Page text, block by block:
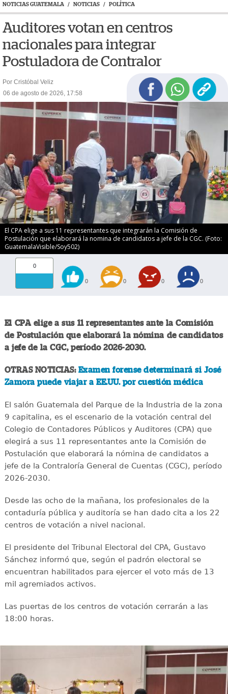
NOTICIAS GUATEMALA / NOTICIAS / POLÍTICA
Auditores votan en centros
nacionales para integrar
Postuladora de Contralor
Por Cristóbal Veliz
06 de agosto de 2026, 17:58
El CPA elige a sus 11 representantes que integrarán la Comisión de
Postulación que elaborará la nomina de candidatos a jefe de la CGC. (Foto:
GuatemalaVisible/Soy502)
0
0 0 0 0
El CPA elige a sus 11 representantes ante la Comisión
de Postulación que elaborará la nómina de candidatos
a jefe de la CGC, período 2026-2030.
OTRAS NOTICIAS: Examen forense determinará si José
Zamora puede viajar a EE.UU. por cuestión médica
El salón Guatemala del Parque de la Industria de la zona
9 capitalina, es el escenario de la votación central del
Colegio de Contadores Públicos y Auditores (CPA) que
elegirá a sus 11 representantes ante la Comisión de
Postulación que elaborará la nómina de candidatos a
jefe de la Contraloría General de Cuentas (CGC), período
2026-2030.
Desde las ocho de la mañana, los profesionales de la
contaduría pública y auditoría se han dado cita a los 22
centros de votación a nivel nacional.
El presidente del Tribunal Electoral del CPA, Gustavo
Sánchez informó que, según el padrón electoral se
encuentran habilitados para ejercer el voto más de 13
mil agremiados activos.
Las puertas de los centros de votación cerrarán a las
18:00 horas.